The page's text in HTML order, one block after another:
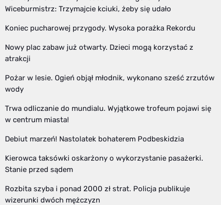
Wiceburmistrz: Trzymajcie kciuki, żeby się udało
Koniec pucharowej przygody. Wysoka porażka Rekordu
Nowy plac zabaw już otwarty. Dzieci mogą korzystać z
atrakcji
Pożar w lesie. Ogień objął młodnik, wykonano sześć zrzutów
wody
Trwa odliczanie do mundialu. Wyjątkowe trofeum pojawi się
w centrum miasta!
Debiut marzeń! Nastolatek bohaterem Podbeskidzia
Kierowca taksówki oskarżony o wykorzystanie pasażerki.
Stanie przed sądem
Rozbita szyba i ponad 2000 zł strat. Policja publikuje
wizerunki dwóch mężczyzn